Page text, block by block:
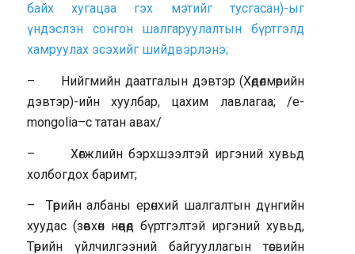
байх хугацаа гэх мэтийг тусгасан)-ыг
үндэслэн сонгон шалгаруулалтын бүртгэлд
хамруулах эсэхийг шийдвэрлэнэ;
– Нийгмийн даатгалын дэвтэр (Хөдөлмөрийн
дэвтэр)-ийн хуулбар, цахим лавлагаа; /e-
mongolia–с татан авах/
– Хөгжлийн бэрхшээлтэй иргэний хувьд
холбогдох баримт;
– Төрийн албаны ерөнхий шалгалтын дүнгийн
хуудас (зөвхөн нөөцөд бүртгэлтэй иргэний хувьд,
Төрийн үйлчилгээний байгууллагын төсвийн